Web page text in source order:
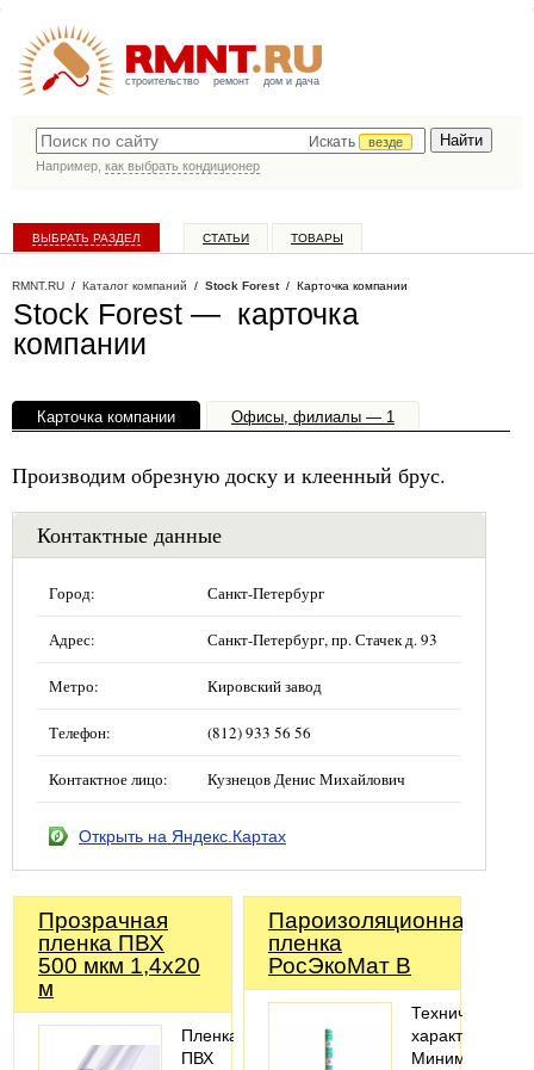
строительство ремонт дом и дача
Искать
везде
Например, как выбрать кондиционер
ВЫБРАТЬ РАЗДЕЛ СТАТЬИ ТОВАРЫ
RMNT.RU / Каталог компаний / Stock Forest/ Карточка компании
Stock Forest — карточка
компании
Карточка компании Офисы, филиалы — 1
Производим обрезную доску и клеенный брус.
Контактные данные
Город: Санкт-Петербург
Адрес: Санкт-Петербург, пр. Стачек д. 93
Метро: Кировский завод
Телефон: (812) 933 56 56
Контактное лицо: Кузнецов Денис Михайлович
Открыть на Яндекс.Картах
Прозрачная
пленка ПВХ
500 мкм 1,4х20
м
Пленка
ПВХ
Пароизоляционная
пленка
РосЭкоМат B
Технические
характеристики
Минимальный